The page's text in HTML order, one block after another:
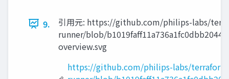
9.
引⽤元: https://github.com/philips-labs/
runner/blob/
overview.svg
https://github.com/philips-labs/